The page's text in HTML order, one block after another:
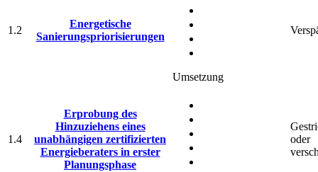
1.2
Energetische
Sanierungspriorisierungen
Umsetzung
1.4
Erprobung des
Hinzuziehens eines
unabhängigen zertifizierten
Energieberaters in erster
Planungsphase
oder